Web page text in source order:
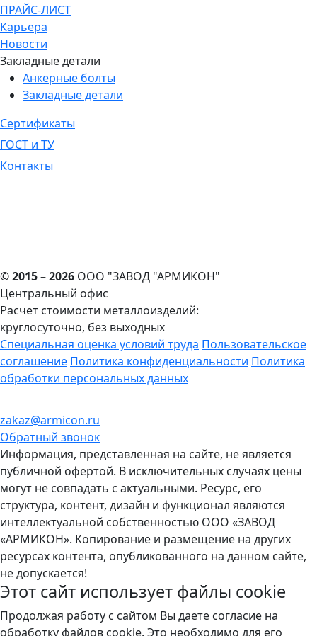
ПРАЙС-ЛИСТ
Карьера
Новости
Закладные детали
Анкерные болты
Закладные детали
Сертификаты
ГОСТ и ТУ
Контакты
© 2015 – 2026 ООО "ЗАВОД "АРМИКОН"
Центральный офис
Расчет стоимости металлоизделий:
круглосуточно, без выходных
Cпециальная оценка условий труда Пользовательское
соглашение Политика конфиденциальности Политика
обработки персональных данных
zakaz@armicon.ru
Обратный звонок
Информация, представленная на сайте, не является
публичной офертой. В исключительных случаях цены
могут не совпадать с актуальными. Ресурс, его
структура, контент, дизайн и функционал являются
интеллектуальной собственностью ООО «ЗАВОД
«АРМИКОН». Копирование и размещение на других
ресурсах контента, опубликованного на данном сайте,
не допускается!
Этот сайт использует файлы cookie
Продолжая работу с сайтом Вы даете согласие на
обработку файлов cookie. Это необходимо для его